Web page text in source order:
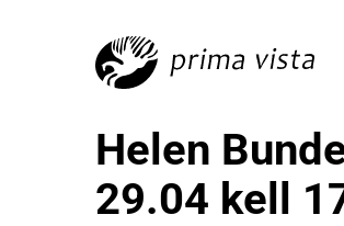
Helen
29.04 kell